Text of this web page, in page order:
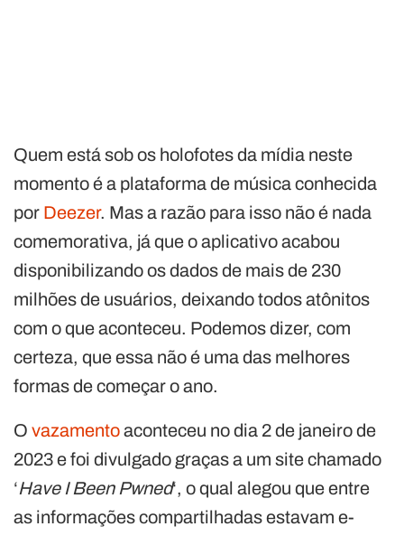
Quem está sob os holofotes da mídia neste
momento é a plataforma de música conhecida
por Deezer. Mas a razão para isso não é nada
comemorativa, já que o aplicativo acabou
disponibilizando os dados de mais de 230
milhões de usuários, deixando todos atônitos
com o que aconteceu. Podemos dizer, com
certeza, que essa não é uma das melhores
formas de começar o ano.
O vazamentoaconteceu no dia 2 de janeiro de
2023 e foi divulgado graças a um site chamado
‘Have I Been Pwned‘, o qual alegou que entre
as informações compartilhadas estavam e-